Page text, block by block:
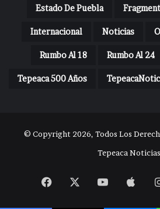
Estado De Puebla
Internacional Noticias
Rumbo Al 18 Rumbo Al 24
Tepeaca 500 Años
© Copyright 2026, Todos Los
Tepeaca
Facebook YouTube